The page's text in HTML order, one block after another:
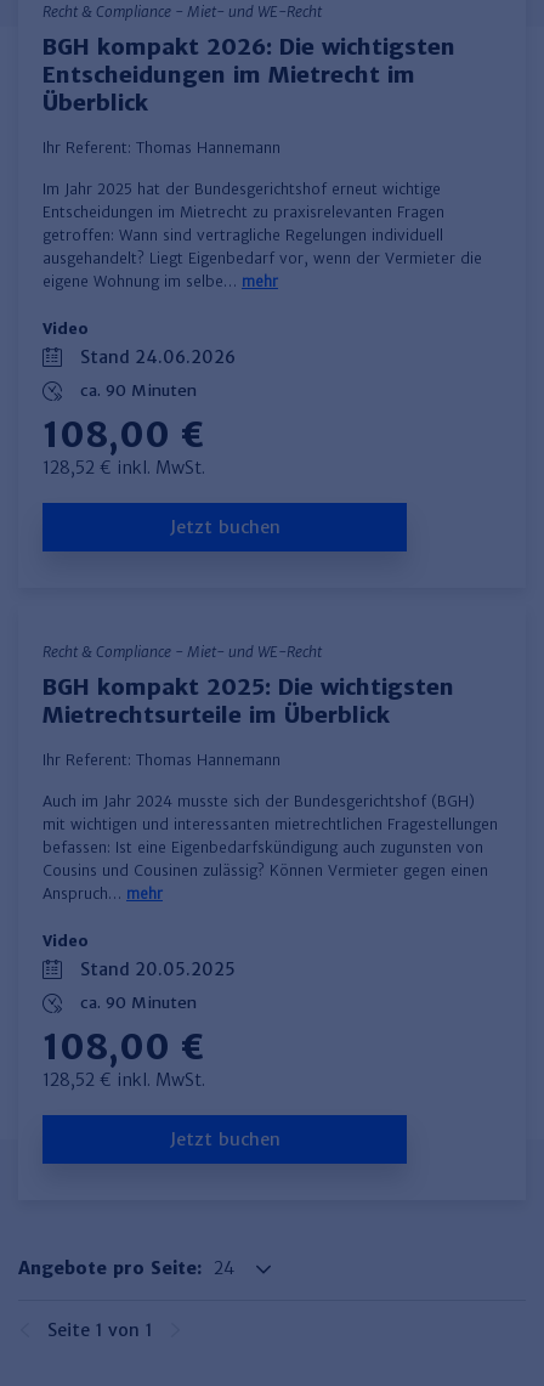
Recht & Compliance - Miet- und WE-Recht
BGH kompakt 2026: Die wichtigsten
Entscheidungen im Mietrecht im
Überblick
Ihr Referent: Thomas Hannemann
Im Jahr 2025 hat der Bundesgerichtshof erneut wichtige
Entscheidungen im Mietrecht zu praxisrelevanten Fragen
getroffen: Wann sind vertragliche Regelungen individuell
ausgehandelt? Liegt Eigenbedarf vor, wenn der Vermieter die
eigene Wohnung im selbe… mehr
Video
Stand 24.06.2026
ca. 90 Minuten
108,00 €
128,52 € inkl. MwSt.
Jetzt buchen
Recht & Compliance - Miet- und WE-Recht
BGH kompakt 2025: Die wichtigsten
Mietrechtsurteile im Überblick
Ihr Referent: Thomas Hannemann
Auch im Jahr 2024 musste sich der Bundesgerichtshof (BGH)
mit wichtigen und interessanten mietrechtlichen Fragestellungen
befassen: Ist eine Eigenbedarfskündigung auch zugunsten von
Cousins und Cousinen zulässig? Können Vermieter gegen einen
Anspruch… mehr
Video
Stand 20.05.2025
ca. 90 Minuten
108,00 €
128,52 € inkl. MwSt.
Jetzt buchen
Angebote pro Seite:
Seite 1 von 1